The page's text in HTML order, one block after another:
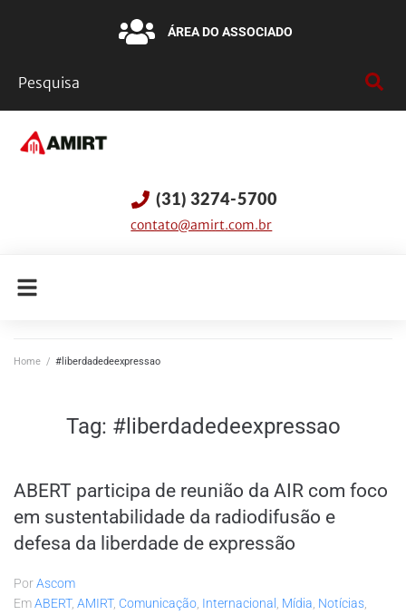
ÁREA DO ASSOCIADO
(31) 3274-5700
contato@amirt.com.br
Home / #liberdadedeexpressao
Tag: #liberdadedeexpressao
ABERT participa de reunião da AIR com foco
em sustentabilidade da radiodifusão e
defesa da liberdade de expressão
PorAscom
EmABERT, AMIRT, Comunicação Internacional Mídia Notícias